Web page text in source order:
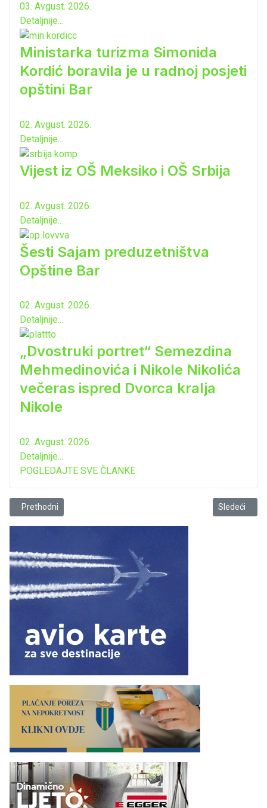
03. Avgust. 2026.
Detaljnije...
Ministarka turizma Simonida
Kordić boravila je u radnoj posjeti
opštini Bar
02. Avgust. 2026.
Detaljnije...
Vijest iz OŠ Meksiko i OŠ Srbija
02. Avgust. 2026.
Detaljnije...
Šesti Sajam preduzetništva
Opštine Bar
02. Avgust. 2026.
Detaljnije...
„Dvostruki portret“ Semezdina
Mehmedinovića i Nikole Nikolića
večeras ispred Dvorca kralja
Nikole
02. Avgust. 2026.
Detaljnije...
POGLEDAJTE SVE ČLANKE
Prethodni članak: Bar ima talente...
Prethodni Sledeći
Sledeći